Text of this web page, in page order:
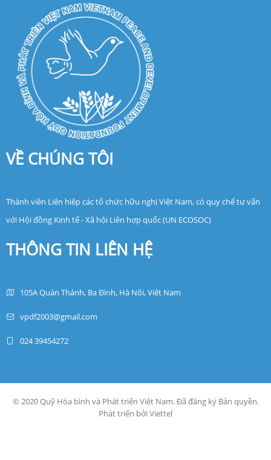
VỀ CHÚNG TÔI
Thành viên Liên hiệp các tổ chức hữu nghị Việt Nam, có quy chế tư vấn
với Hội đồng Kinh tế - Xã hội Liên hợp quốc (UN ECOSOC)
THÔNG TIN LIÊN HỆ
105A Quán Thánh, Ba Đình, Hà Nội, Việt Nam
vpdf2003@gmail.com
024 39454272
© 2020 Quỹ Hòa bình và Phát triển Việt Nam. Đã đăng ký Bản quyền.
Phát triển bởi Viettel